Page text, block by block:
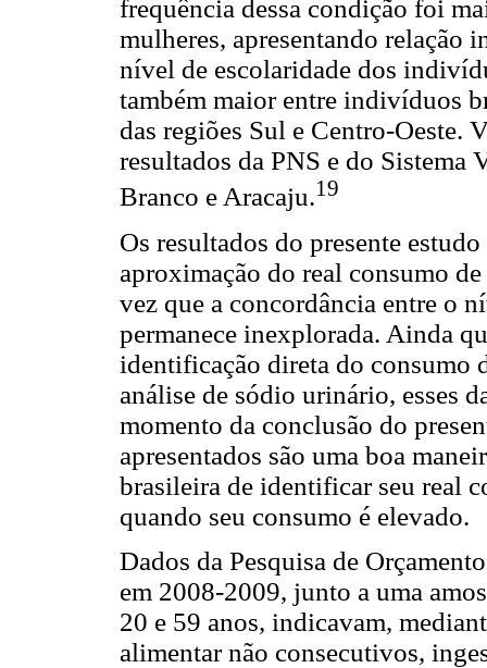
frequência dessa condição foi
mulheres, apresentando relação
nível de escolaridade dos
também maior entre indivíduos
das regiões Sul e Centro-Oeste.
resultados da PNS e do Sistema
Branco e Aracaju.19
Os resultados do presente
aproximação do real consumo
vez que a concordância entre o
permanece inexplorada. Ainda
identificação direta do consumo
análise de sódio urinário, esses
momento da conclusão do
apresentados são uma boa
brasileira de identificar seu real
quando seu consumo é elevado.
Dados da Pesquisa de
em 2008-2009, junto a uma
20 e 59 anos, indicavam,
alimentar não consecutivos,